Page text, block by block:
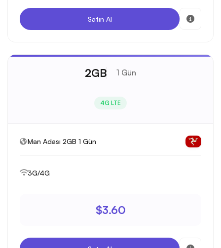
Satın Al
2GB 1 Gün
4G LTE
Man Adası 2GB 1 Gün
3G/4G
$3.60